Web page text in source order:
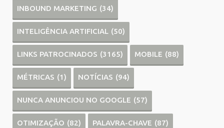
INBOUND MARKETING (34)
INTELIGÊNCIA ARTIFICIAL (50)
LINKS PATROCINADOS (3165) MOBILE (88)
MÉTRICAS (1) NOTÍCIAS (94)
NUNCA ANUNCIOU NO GOOGLE (57)
OTIMIZAÇÃO (82) PALAVRA-CHAVE (87)